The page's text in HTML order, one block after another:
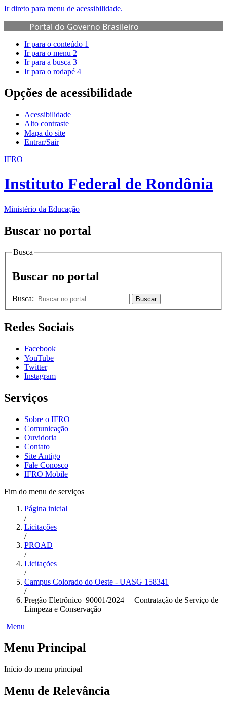
Ir direto para menu de acessibilidade.
Portal do Governo Brasileiro
Ir para o conteúdo 1
Ir para o menu 2
Ir para a busca 3
Ir para o rodapé 4
Opções de acessibilidade
Acessibilidade
Alto contraste
Mapa do site
Entrar/Sair
IFRO
Instituto Federal de Rondônia
Ministério da Educação
Buscar no portal
Busca
Buscar no portal
Busca: Buscar
Redes Sociais
Facebook
YouTube
Twitter
Instagram
Serviços
Sobre o IFRO
Comunicação
Ouvidoria
Contato
Site Antigo
Fale Conosco
IFRO Mobile
Fim do menu de serviços
Página inicial
/
Licitações
/
PROAD
/
Licitações
/
Campus Colorado do Oeste - UASG 158341
/
Pregão Eletrônico 90001/2024 – Contratação de Serviço de
Limpeza e Conservação
Menu
Menu Principal
Início do menu principal
Menu de Relevância